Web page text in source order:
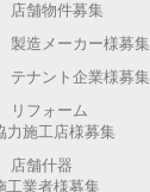
店舗物件募集
製造メーカー様募集
テナント企業様募集
リフォーム
力施工店様募集
店舗什器
工業者様募集